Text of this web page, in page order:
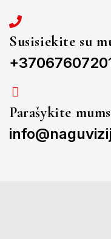
Susisiekite su
Parašykite